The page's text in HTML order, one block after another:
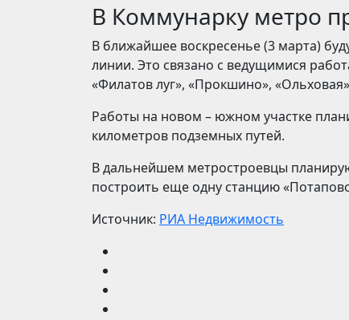
В Коммунарку метро
В ближайшее воскресенье (3 марта)
линии. Это связано с ведущимися
«Филатов луг», «Прокшино»,
Работы на новом – южном участке
километров подземных путей.
В дальнейшем метростроевцы
построить еще одну станцию
Источник: РИА Недвижимость